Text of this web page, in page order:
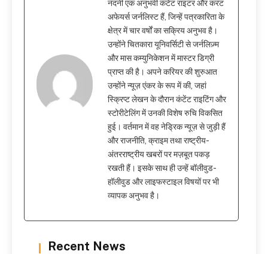
नंदनी एक अनुभवी कंटेंट राइटर और करंट
अफेयर्स जर्नलिस्ट हैं, जिन्हें पत्रकारिता के
क्षेत्र में चार वर्षों का सक्रिय अनुभव है।
उन्होंने चितकारा यूनिवर्सिटी से जर्नलिज़्म
और मास कम्युनिकेशन में मास्टर डिग्री
प्राप्त की है। अपने करियर की शुरुआत
उन्होंने न्यूज़ एंकर के रूप में की, जहां
स्क्रिप्ट लेखन के दौरान कंटेंट राइटिंग और
स्टोरीटेलिंग में उनकी विशेष रुचि विकसित
हुई। वर्तमान में वह नेड्रिक न्यूज़ से जुड़ी हैं
और राजनीति, क्राइम तथा राष्ट्रीय-
अंतरराष्ट्रीय खबरों पर मज़बूत पकड़
रखती हैं। इसके साथ ही उन्हें बॉलीवुड-
हॉलीवुड और लाइफस्टाइल विषयों पर भी
व्यापक अनुभव है।
Recent News